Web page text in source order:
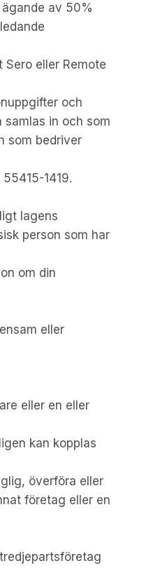
av 50%
eller Remote
och
samlas in och som
som bedriver
1419.
lagens
person som har
om din
eller
eller en eller
kan kopplas
överföra eller
företag eller en